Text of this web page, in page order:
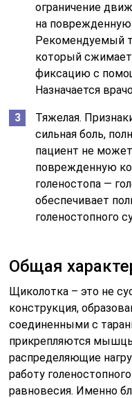
ограничение
на поврежденную
Рекомендуемый
который сжимает
фиксацию с
Назначается
Тяжелая.
сильная боль,
пациент не
поврежденную
голеностопа —
обеспечивает
голеностопного
Общая
Щиколотка – это не
конструкция,
соединенными с
прикрепляются
распределяющие
работу
равновесия. Именно